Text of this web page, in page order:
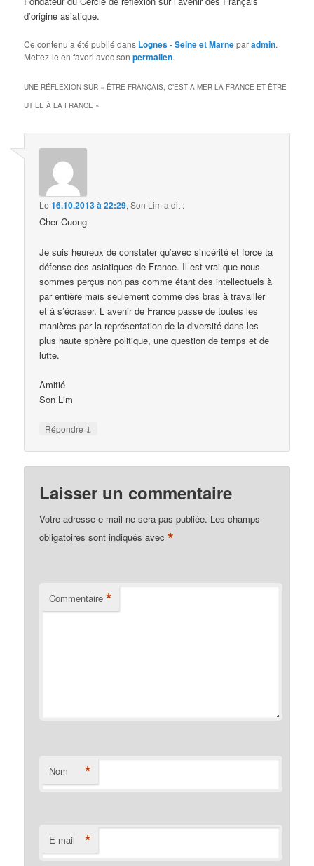
d’origine asiatique.
Ce contenu a été publié dans Lognes - Seine et Marneparadmin.
Mettez-le en favori avec sonpermalien.
UNE RÉFLEXION SUR « ÊTRE FRANÇAIS, C’EST AIMER LA FRANCE ET ÊTRE
UTILE À LA FRANCE »
Le16.10.2013 à 22:29,Son Lim a dit :
Cher Cuong
Je suis heureux de constater qu’avec sincérité et force ta
défense des asiatiques de France. Il est vrai que nous
sommes perçus non pas comme étant des intellectuels à
par entière mais seulement comme des bras à travailler
et à s’écraser. L avenir de France passe de toutes les
manières par la représentation de la diversité dans les
plus haute sphère politique, une question de temps et de
lutte.
Amitié
Son Lim
Répondre ↓
Laisser un commentaire
Votre adresse e-mail ne sera pas publiée. Les champs
obligatoires sont indiqués avec*
Commentaire *
Nom *
E-mail *